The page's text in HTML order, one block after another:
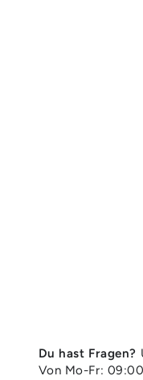
Du hast Fragen?
Von Mo-Fr: